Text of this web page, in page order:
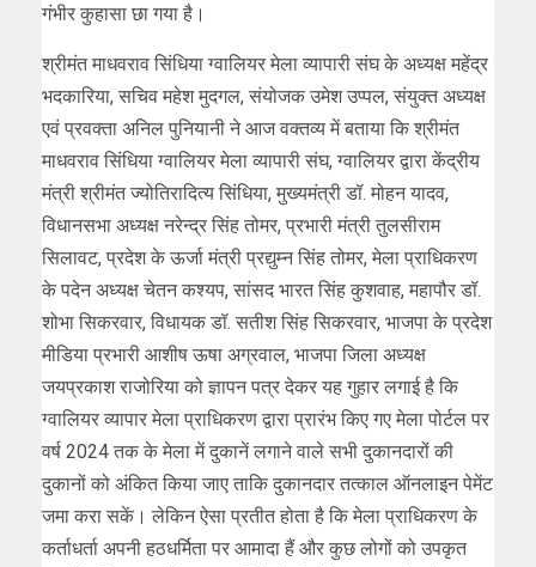
गंभीर कुहासा छा गया है।
श्रीमंत माधवराव सिंधिया ग्वालियर मेला व्यापारी संघ के अध्यक्ष महेंद्र
भदकारिया, सचिव महेश मुदगल, संयोजक उमेश उप्पल, संयुक्त अध्यक्ष
एवं प्रवक्ता अनिल पुनियानी ने आज वक्तव्य में बताया कि श्रीमंत
माधवराव सिंधिया ग्वालियर मेला व्यापारी संघ, ग्वालियर द्वारा केंद्रीय
मंत्री श्रीमंत ज्योतिरादित्य सिंधिया, मुख्यमंत्री डॉ. मोहन यादव,
विधानसभा अध्यक्ष नरेन्द्र सिंह तोमर, प्रभारी मंत्री तुलसीराम
सिलावट, प्रदेश के ऊर्जा मंत्री प्रद्युम्न सिंह तोमर, मेला प्राधिकरण
के पदेन अध्यक्ष चेतन कश्यप, सांसद भारत सिंह कुशवाह, महापौर डॉ.
शोभा सिकरवार, विधायक डॉ. सतीश सिंह सिकरवार, भाजपा के प्रदेश
मीडिया प्रभारी आशीष ऊषा अग्रवाल, भाजपा जिला अध्यक्ष
जयप्रकाश राजोरिया को ज्ञापन पत्र देकर यह गुहार लगाई है कि
ग्वालियर व्यापार मेला प्राधिकरण द्वारा प्रारंभ किए गए मेला पोर्टल पर
वर्ष 2024 तक के मेला में दुकानें लगाने वाले सभी दुकानदारों की
दुकानों को अंकित किया जाए ताकि दुकानदार तत्काल ऑनलाइन पेमेंट
जमा करा सकें। लेकिन ऐसा प्रतीत होता है कि मेला प्राधिकरण के
कर्ताधर्ता अपनी हठधर्मिता पर आमादा हैं और कुछ लोगों को उपकृत